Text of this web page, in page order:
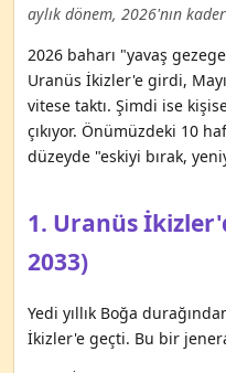
aylık dönem, 2026'nın
2026 baharı "yavaş
Uranüs İkizler'e girdi,
vitese taktı. Şimdi ise
çıkıyor. Önümüzdeki 10
düzeyde "eskiyi bırak,
1. Uranüs
2033)
Yedi yıllık Boğa
İkizler'e geçti. Bu bir